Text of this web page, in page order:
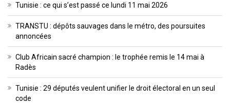
Tunisie : ce qui s’est passé ce lundi 11 mai 2026
TRANSTU : dépôts sauvages dans le métro, des poursuites
annoncées
Club Africain sacré champion : le trophée remis le 14 mai à
Radès
Tunisie : 29 députés veulent unifier le droit électoral en un seul
code